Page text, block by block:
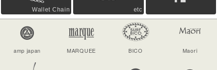
Wallet Chain etc
amp japan MARQUEE BICO Maori